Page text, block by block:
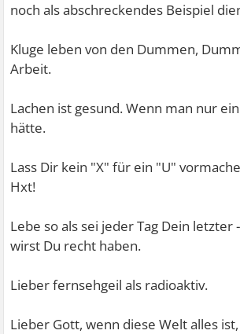
noch als abschreckendes Beispiel
Kluge leben von den Dummen,
Arbeit.
Lachen ist gesund. Wenn man nur
hätte.
Lass Dir kein "X" für ein "U"
Hxt!
Lebe so als sei jeder Tag Dein letzter
wirst Du recht haben.
Lieber fernsehgeil als radioaktiv.
Lieber Gott, wenn diese Welt alles